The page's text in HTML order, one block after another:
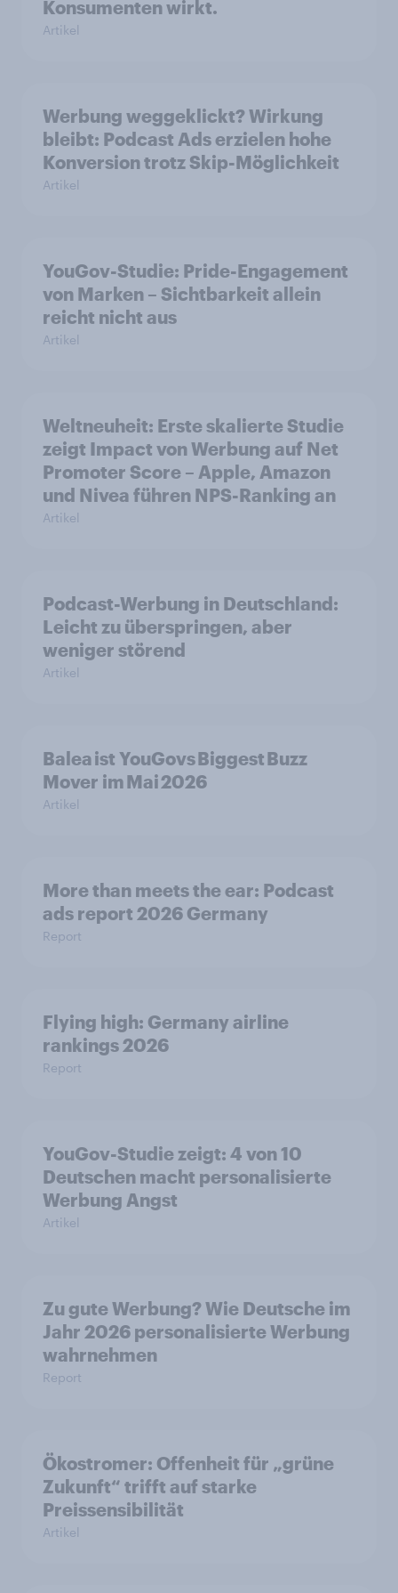
Konsumenten wirkt.
Artikel
Werbung weggeklickt? Wirkung
bleibt: Podcast Ads erzielen hohe
Konversion trotz Skip-Möglichkeit
Artikel
YouGov-Studie: Pride-Engagement
von Marken – Sichtbarkeit allein
reicht nicht aus
Artikel
Weltneuheit: Erste skalierte Studie
zeigt Impact von Werbung auf Net
Promoter Score – Apple, Amazon
und Nivea führen NPS-Ranking an
Artikel
Podcast-Werbung in Deutschland:
Leicht zu überspringen, aber
weniger störend
Artikel
Balea ist YouGovs Biggest Buzz
Mover im Mai 2026
Artikel
More than meets the ear: Podcast
ads report 2026 Germany
Report
Flying high: Germany airline
rankings 2026
Report
YouGov-Studie zeigt: 4 von 10
Deutschen macht personalisierte
Werbung Angst
Artikel
Zu gute Werbung? Wie Deutsche im
Jahr 2026 personalisierte Werbung
wahrnehmen
Report
Ökostromer: Offenheit für „grüne
Zukunft“ trifft auf starke
Preissensibilität
Artikel